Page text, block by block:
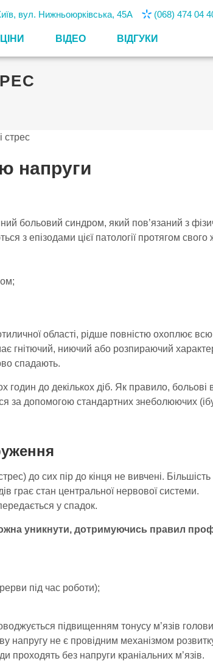
вул. Нижньоюрківська, 45А (068) 474 04
ЦIНИ ВІДЕО ВІДГУКИ
напруги
больовий синдром, який пов’язаний з
з епізодами цієї патології протягом свого
області, рідше повністю охоплює всю
гнітючий, ниючий або розпираючий
спадають.
годин до декількох діб. Як правило, больові
за допомогою стандартних знеболюючих
до сих пір до кінця не вивчені. Більшість
грає стан центральної нервової системи.
у спадок.
уникнути, дотримуючись правил
під час роботи);
підвищенням тонусу м’язів
напругу не є провідним механізмом
проходять без напруги краніальних м’язів.